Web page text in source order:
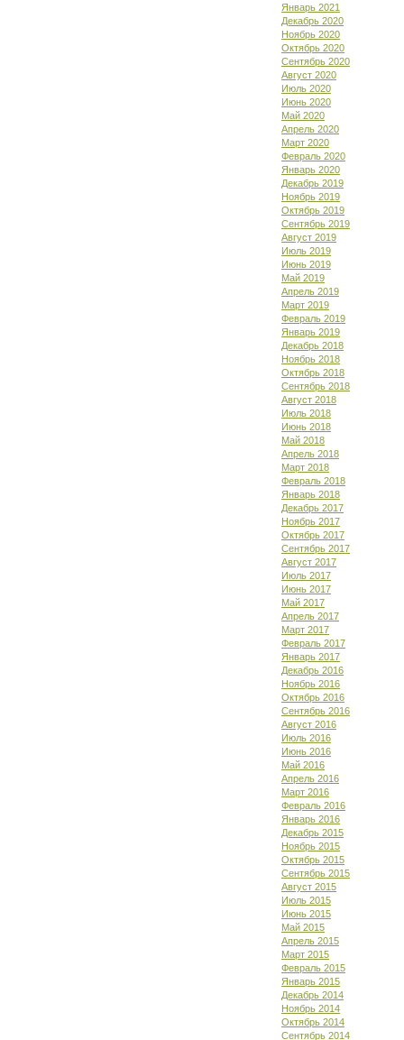
Январь 2021
Декабрь 2020
Ноябрь 2020
Октябрь 2020
Сентябрь 2020
Август 2020
Июль 2020
Июнь 2020
Май 2020
Апрель 2020
Март 2020
Февраль 2020
Январь 2020
Декабрь 2019
Ноябрь 2019
Октябрь 2019
Сентябрь 2019
Август 2019
Июль 2019
Июнь 2019
Май 2019
Апрель 2019
Март 2019
Февраль 2019
Январь 2019
Декабрь 2018
Ноябрь 2018
Октябрь 2018
Сентябрь 2018
Август 2018
Июль 2018
Июнь 2018
Май 2018
Апрель 2018
Март 2018
Февраль 2018
Январь 2018
Декабрь 2017
Ноябрь 2017
Октябрь 2017
Сентябрь 2017
Август 2017
Июль 2017
Июнь 2017
Май 2017
Апрель 2017
Март 2017
Февраль 2017
Январь 2017
Декабрь 2016
Ноябрь 2016
Октябрь 2016
Сентябрь 2016
Август 2016
Июль 2016
Июнь 2016
Май 2016
Апрель 2016
Март 2016
Февраль 2016
Январь 2016
Декабрь 2015
Ноябрь 2015
Октябрь 2015
Сентябрь 2015
Август 2015
Июль 2015
Июнь 2015
Май 2015
Апрель 2015
Март 2015
Февраль 2015
Январь 2015
Декабрь 2014
Ноябрь 2014
Октябрь 2014
Сентябрь 2014